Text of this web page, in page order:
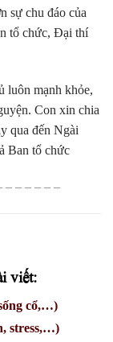
sự chu đáo của
tổ chức, Đại thí
luôn mạnh khỏe,
Con xin chia
qua đến Ngài
Ban tổ chức
– – – – – –
viết:
cổ,…)
stress,…)